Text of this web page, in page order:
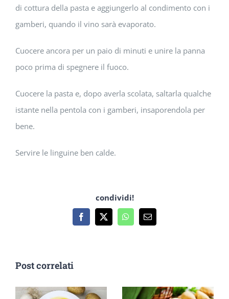
di cottura della pasta e aggiungerlo al condimento con i
gamberi, quando il vino sarà evaporato.
Cuocere ancora per un paio di minuti e unire la panna
poco prima di spegnere il fuoco.
Cuocere la pasta e, dopo averla scolata, saltarla qualche
istante nella pentola con i gamberi, insaporendola per
bene.
Servire le linguine ben calde.
condividi!
Facebook
X WhatsApp
Email
Post correlati